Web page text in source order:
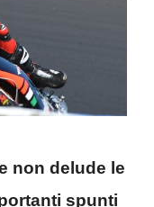
non delude le
spunti